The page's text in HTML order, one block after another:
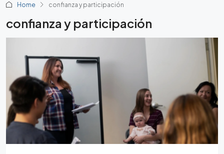
Home confianza y participación
confianza y participación